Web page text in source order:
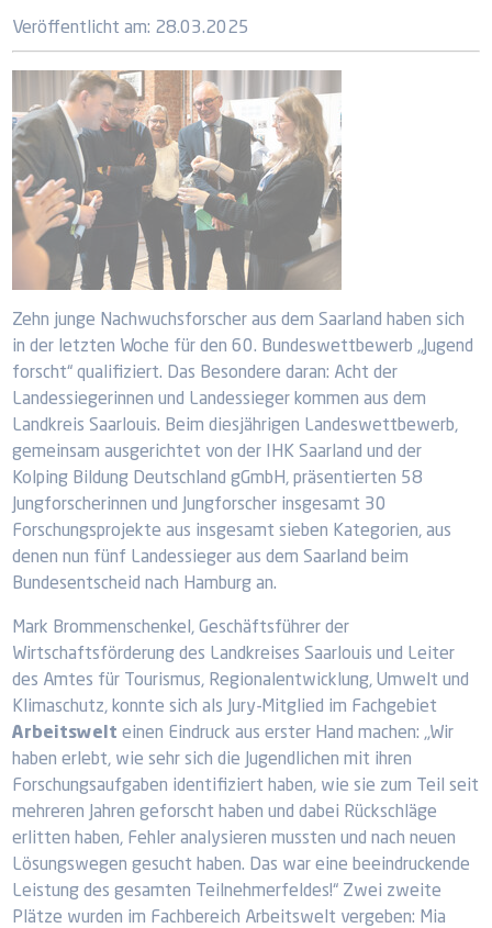
Veröffentlicht am: 28.03.2025
Zehn junge Nachwuchsforscher aus dem Saarland haben sich
in der letzten Woche für den 60. Bundeswettbewerb „Jugend
forscht“ qualifiziert. Das Besondere daran: Acht der
Landessiegerinnen und Landessieger kommen aus dem
Landkreis Saarlouis. Beim diesjährigen Landeswettbewerb,
gemeinsam ausgerichtet von der IHK Saarland und der
Kolping Bildung Deutschland gGmbH, präsentierten 58
Jungforscherinnen und Jungforscher insgesamt 30
Forschungsprojekte aus insgesamt sieben Kategorien, aus
denen nun fünf Landessieger aus dem Saarland beim
Bundesentscheid nach Hamburg an.
Mark Brommenschenkel, Geschäftsführer der
Wirtschaftsförderung des Landkreises Saarlouis und Leiter
des Amtes für Tourismus, Regionalentwicklung, Umwelt und
Klimaschutz, konnte sich als Jury-Mitglied im Fachgebiet
Arbeitswelt einen Eindruck aus erster Hand machen: „Wir
haben erlebt, wie sehr sich die Jugendlichen mit ihren
Forschungsaufgaben identifiziert haben, wie sie zum Teil seit
mehreren Jahren geforscht haben und dabei Rückschläge
erlitten haben, Fehler analysieren mussten und nach neuen
Lösungswegen gesucht haben. Das war eine beeindruckende
Leistung des gesamten Teilnehmerfeldes!“ Zwei zweite
Plätze wurden im Fachbereich Arbeitswelt vergeben: Mia